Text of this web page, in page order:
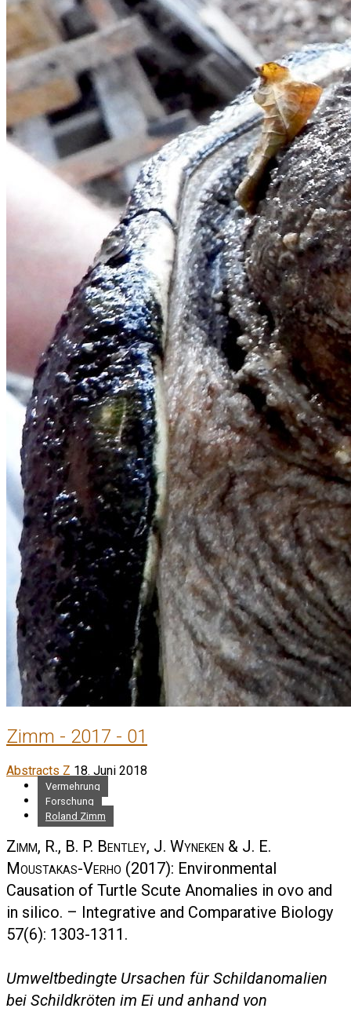
Zimm - 2017 - 01
Abstracts Z 18. Juni 2018
Vermehrung
Forschung
Roland Zimm
Zimm, R., B. P. Bentley, J. Wyneken & J. E.
Moustakas-Verho (2017): Environmental
Causation of Turtle Scute Anomalies in ovo and
in silico. – Integrative and Comparative Biology
57(6): 1303-1311.
Umweltbedingte Ursachen für Schildanomalien
bei Schildkröten im Ei und anhand von